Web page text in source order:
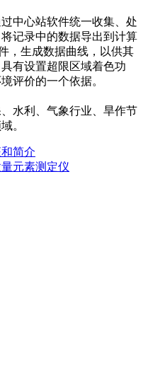
中心站软件统一收集、处
记录中的数据导出到计算
，生成数据曲线，以供其
有设置超限区域着色功
评价的一个依据。
水利、气象行业、旱作节
。
简介
元素测定仪